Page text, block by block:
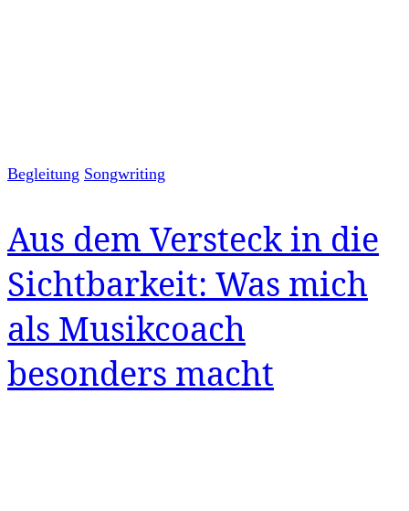
Begleitung Songwriting
Aus dem Versteck in die
Sichtbarkeit: Was mich
als Musikcoach
besonders macht